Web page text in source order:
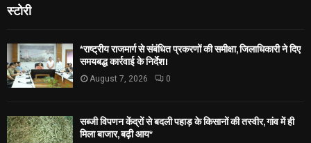
स्टोरी
*राष्ट्रीय राजमार्ग से संबंधित प्रकरणों की समीक्षा, जिलाधिकारी ने दिए
समयबद्ध कार्रवाई के निर्देश।
August 7, 2026 0
सब्जी विपणन केंद्रों से बदली पहाड़ के किसानों की तस्वीर, गांव में ही
मिला बाजार, बढ़ी आय*